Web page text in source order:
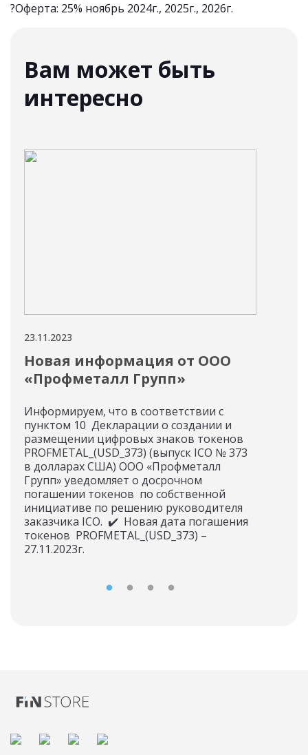
?Оферта: 25% ноябрь 2024г., 2025г., 2026г.
Вам может быть
интересно
23.11.2023
Новая информация от ООО
«Профметалл Групп»
Информируем, что в соответствии с
пунктом 10 Декларации о создании и
размещении цифровых знаков токенов
PROFMETAL_(USD_373) (выпуск ICO № 373
в долларах США) ООО «Профметалл
Групп» уведомляет о досрочном
погашении токенов по собственной
инициативе по решению руководителя
заказчика ICO. ✔️ Новая дата погашения
токенов PROFMETAL_(USD_373) –
27.11.2023г.